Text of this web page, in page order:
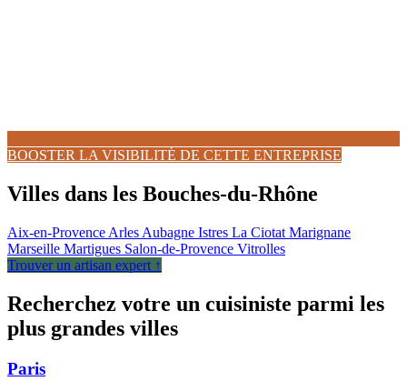
BOOSTER LA VISIBILITÉ DE CETTE ENTREPRISE
Villes dans les Bouches-du-Rhône
Aix-en-Provence Arles Aubagne Istres La Ciotat Marignane
Marseille Martigues Salon-de-Provence Vitrolles
Trouver un artisan expert ↑
Recherchez votre un cuisiniste parmi les
plus grandes villes
Paris